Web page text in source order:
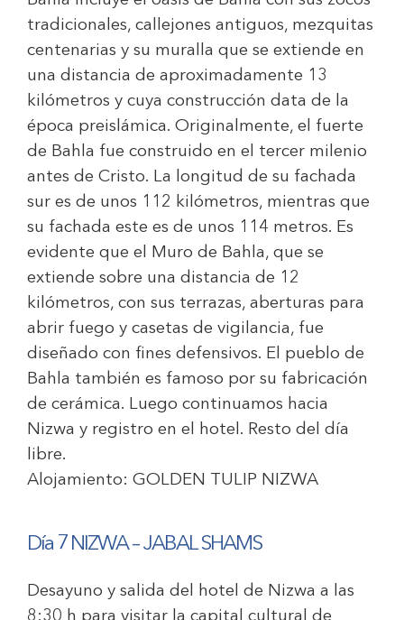
tradicionales, callejones antiguos, mezquitas
centenarias y su muralla que se extiende en
una distancia de aproximadamente 13
kilómetros y cuya construcción data de la
época preislámica. Originalmente, el fuerte
de Bahla fue construido en el tercer milenio
antes de Cristo. La longitud de su fachada
sur es de unos 112 kilómetros, mientras que
su fachada este es de unos 114 metros. Es
evidente que el Muro de Bahla, que se
extiende sobre una distancia de 12
kilómetros, con sus terrazas, aberturas para
abrir fuego y casetas de vigilancia, fue
diseñado con fines defensivos. El pueblo de
Bahla también es famoso por su fabricación
de cerámica. Luego continuamos hacia
Nizwa y registro en el hotel. Resto del día
libre.
Alojamiento: GOLDEN TULIP NIZWA
Día 7 NIZWA – JABAL SHAMS
Desayuno y salida del hotel de Nizwa a las